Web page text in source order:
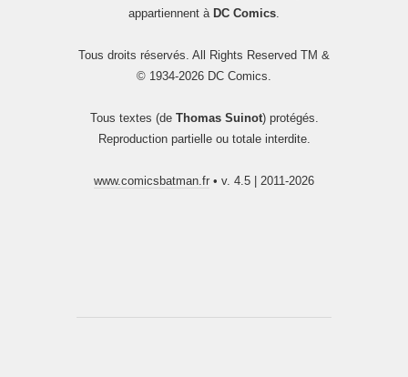
appartiennent à DC Comics.
Tous droits réservés. All Rights Reserved TM &
© 1934-2026 DC Comics.
Tous textes (de Thomas Suinot) protégés.
Reproduction partielle ou totale interdite.
www.comicsbatman.fr • v. 4.5 | 2011-2026